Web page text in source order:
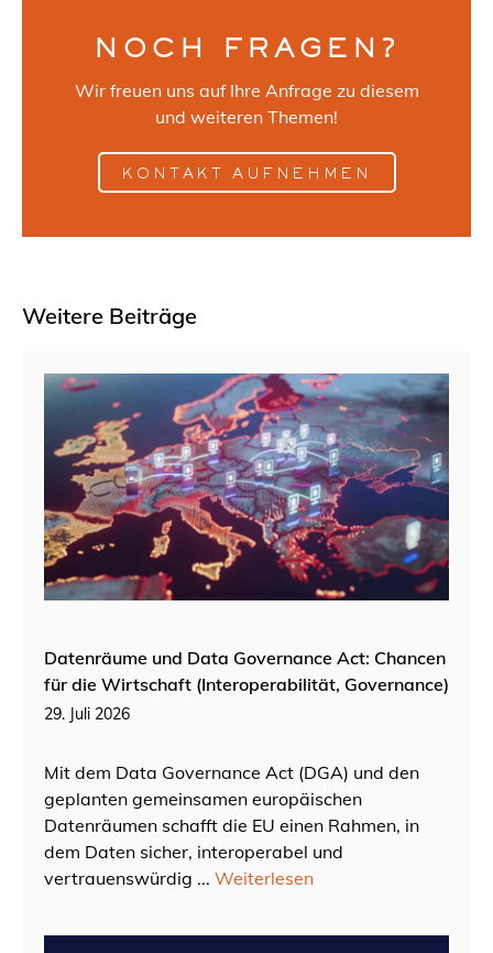
NOCH FRAGEN?
Wir freuen uns auf Ihre Anfrage zu diesem
und weiteren Themen!
KONTAKT AUFNEHMEN
Weitere Beiträge
Datenräume und Data Governance Act: Chancen
für die Wirtschaft (Interoperabilität, Governance)
29. Juli 2026
Mit dem Data Governance Act (DGA) und den
geplanten gemeinsamen europäischen
Datenräumen schafft die EU einen Rahmen, in
dem Daten sicher, interoperabel und
vertrauenswürdig ... Weiterlesen